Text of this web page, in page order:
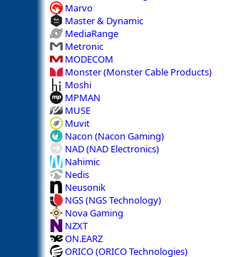
Marvo
Master & Dynamic
MediaRange
Metronic
MODECOM
Monster (Monster Cable Products)
Moshi
MPMAN
MUSE
Muvit
Nacon (Nacon Gaming)
NAD (NAD Electronics)
Nahimic
Nedis
Neusonik
NGS (NGS Technology)
Nova Gaming
NZXT
ON.EARZ
ORICO (ORICO Technologies)